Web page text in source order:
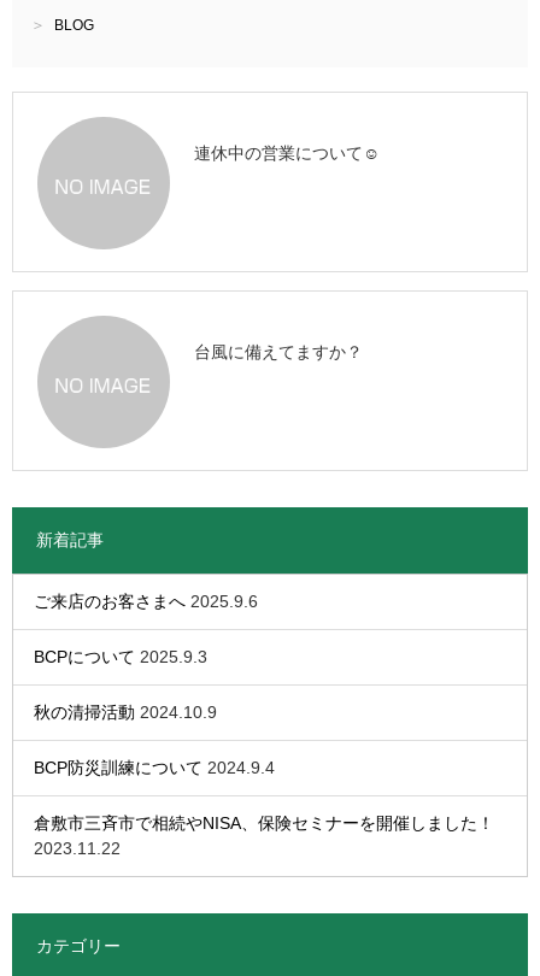
BLOG
連休中の営業について☺
台風に備えてますか？
新着記事
ご来店のお客さまへ 2025.9.6
BCPについて 2025.9.3
秋の清掃活動 2024.10.9
BCP防災訓練について 2024.9.4
倉敷市三斉市で相続やNISA、保険セミナーを開催しました！
2023.11.22
カテゴリー